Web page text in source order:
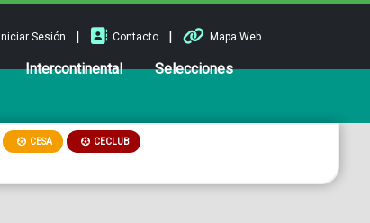
Iniciar Sesión | Contacto | Mapa Web
Intercontinental Selecciones
CESA CECLUB